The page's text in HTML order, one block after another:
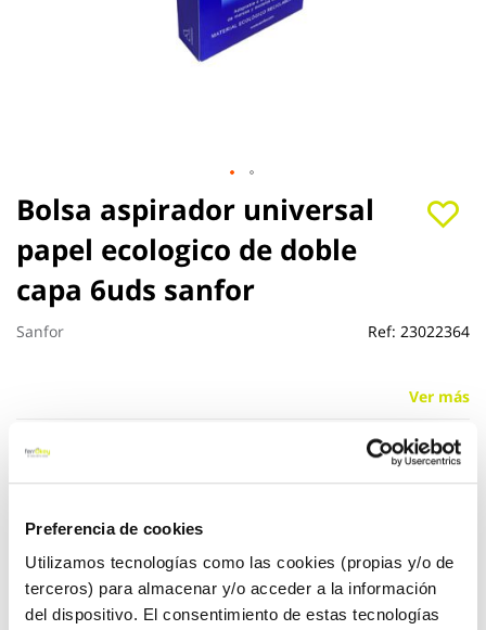
Preferencia de cookies
Utilizamos tecnologías como las cookies (propias y/o de
terceros) para almacenar y/o acceder a la información
del dispositivo. El consentimiento de estas tecnologías
Bolsa aspirador universal
papel ecologico de doble
capa 6uds sanfor
Sanfor Ref: 23022364
Ver más
8,00 €
Saltar
al
comienzo
de
la
galería
de